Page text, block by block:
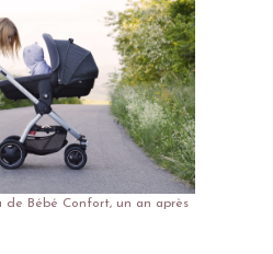
de Bébé Confort, un an après